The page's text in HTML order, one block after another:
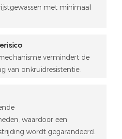
met minimaal
vermindert de
van onkruidresistentie.
waardoor een
wordt gegarandeerd.